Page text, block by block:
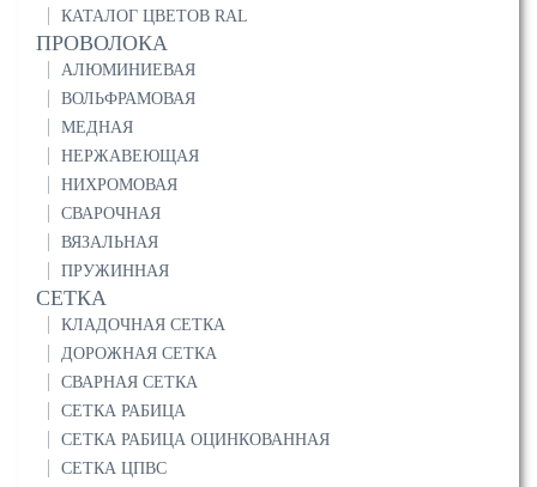
КАТАЛОГ ЦВЕТОВ RAL
ПРОВОЛОКА
АЛЮМИНИЕВАЯ
ВОЛЬФРАМОВАЯ
МЕДНАЯ
НЕРЖАВЕЮЩАЯ
НИХРОМОВАЯ
СВАРОЧНАЯ
ВЯЗАЛЬНАЯ
ПРУЖИННАЯ
СЕТКА
КЛАДОЧНАЯ СЕТКА
ДОРОЖНАЯ СЕТКА
СВАРНАЯ СЕТКА
СЕТКА РАБИЦА
СЕТКА РАБИЦА ОЦИНКОВАННАЯ
СЕТКА ЦПВС